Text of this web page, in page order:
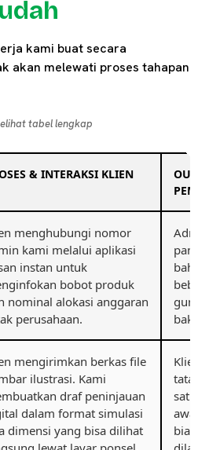
kami buat secara
akan melewati proses tahapan
tabel lengkap
& INTERAKSI KLIEN
menghubungi nomor
kami melalui aplikasi
instan untuk
bobot produk
nominal alokasi anggaran
perusahaan.
guna
baku
mengirimkan berkas file
ilustrasi. Kami
draf peninjauan
dalam format simulasi
dimensi yang bisa dilihat
Klien
tata
satu
awal
biaya